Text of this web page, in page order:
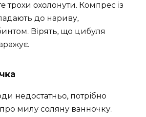
трохи охолонути. Компрес із
до нариву,
Вірять, що цибуля
недостатньо, потрібно
милу соляну ванночку.